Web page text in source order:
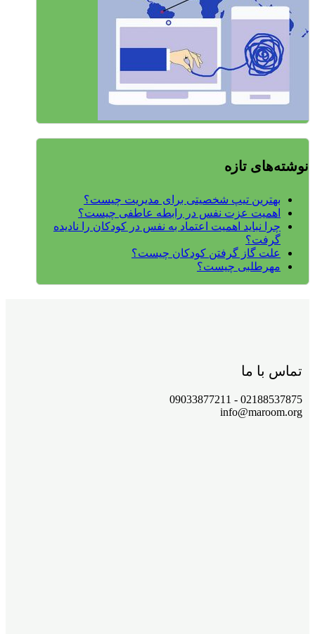
نوشته‌های تازه
بهترین تیپ شخصیتی برای مدیریت چیست؟
اهمیت عزت نفس در رابطه عاطفی چیست؟
چرا نباید اهمیت اعتماد به نفس در کودکان را نادیده
گرفت؟
علت گاز گرفتن کودکان چیست؟
مهرطلبی چیست؟
تماس با ما
02188537875 - 09033877211
info@maroom.org